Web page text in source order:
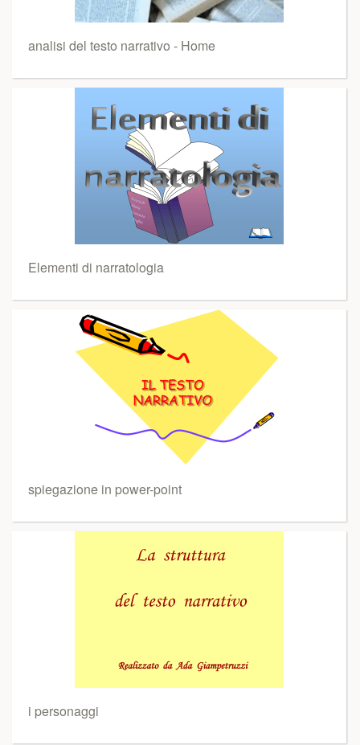
analisi del testo narrativo - Home
Elementi di narratologia
spiegazione in power-point
i personaggi